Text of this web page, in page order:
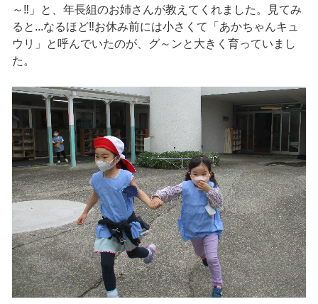
～‼」と、年長組のお姉さんが教えてくれました。見てみ
ると...なるほど‼お休み前には小さくて「あかちゃんキュ
ウリ」と呼んでいたのが、グ～ンと大きく育っていまし
た。